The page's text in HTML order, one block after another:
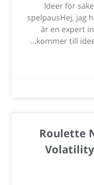
Ideer för
spelpausHej, jag
är en expert
kommer till
Roulette